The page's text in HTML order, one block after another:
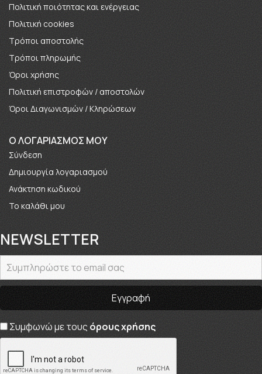
Πολιτική ποιότητας και ενέργειας
Πολιτική cookies
Τρόποι αποστολής
Τρόποι πληρωμής
Όροι χρήσης
Πολιτική επιστροφών / αποστολών
Όροι Διαγωνισμών / Κληρώσεων
O ΛΟΓΑΡΙΑΣΜΟΣ ΜΟΥ
Σύνδεση
Δημιουργία λογαριασμού
Ανάκτηση κωδικού
Το καλάθι μου
NEWSLETTER
Συμφωνώ με τουςόρους χρήσης